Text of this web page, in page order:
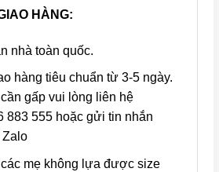
HÀNG:
nhà toàn quốc.
hàng tiêu chuẩn từ 3-5 ngày.
gấp vui lòng liên hệ
883 555 hoặc gửi tin nhắn
Zalo
mẹ không lựa được size